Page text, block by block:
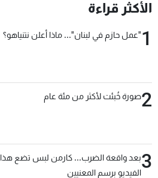
الأكثر قراءة
1"عمل حازم في لبنان"... ماذا أعلن نتنياهو؟
2صورة خُبئت لأكثر من مئة عام
3بعد واقعة الضرب... كارمن لبس تضع هذا
الفيديو برسم المعنيين